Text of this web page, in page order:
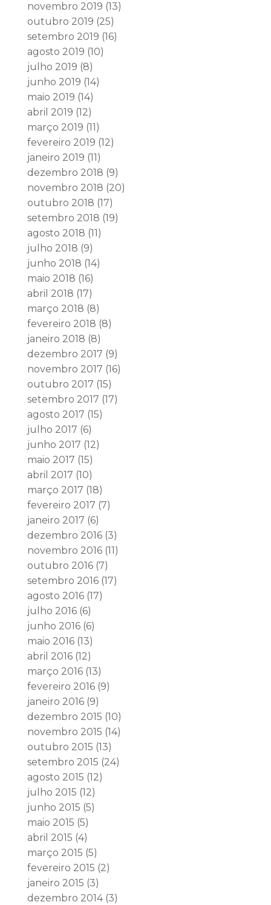
novembro 2019 (13)
outubro 2019 (25)
setembro 2019 (16)
agosto 2019 (10)
julho 2019 (8)
junho 2019 (14)
maio 2019 (14)
abril 2019 (12)
março 2019 (11)
fevereiro 2019 (12)
janeiro 2019 (11)
dezembro 2018 (9)
novembro 2018 (20)
outubro 2018 (17)
setembro 2018 (19)
agosto 2018 (11)
julho 2018 (9)
junho 2018 (14)
maio 2018 (16)
abril 2018 (17)
março 2018 (8)
fevereiro 2018 (8)
janeiro 2018 (8)
dezembro 2017 (9)
novembro 2017 (16)
outubro 2017 (15)
setembro 2017 (17)
agosto 2017 (15)
julho 2017 (6)
junho 2017 (12)
maio 2017 (15)
abril 2017 (10)
março 2017 (18)
fevereiro 2017 (7)
janeiro 2017 (6)
dezembro 2016(3)
novembro 2016(11)
outubro 2016(7)
setembro 2016(17)
agosto 2016(17)
julho 2016(6)
junho 2016(6)
maio 2016(13)
abril 2016(12)
março 2016(13)
fevereiro 2016(9)
janeiro 2016(9)
dezembro 2015 (10)
novembro 2015 (14)
outubro 2015 (13)
setembro 2015 (24)
agosto 2015 (12)
julho 2015 (12)
junho 2015 (5)
maio 2015 (5)
abril 2015 (4)
março 2015 (5)
fevereiro 2015 (2)
janeiro 2015 (3)
dezembro 2014(3)